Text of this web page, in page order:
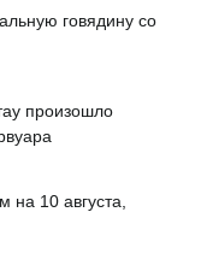
говядину со
произошло
на 10 августа,